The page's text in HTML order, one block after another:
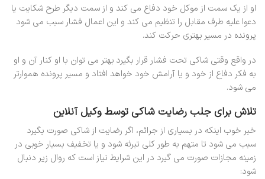
او از یک سمت از موکل خود دفاع می کند و از سمت دیگر طرح شکایت یا
دعوا علیه طرف مقابل را تنظیم می کند و این اعمال فشار سبب می شود
پرونده در مسیر بهتری حرکت کند.
در واقع وقتی شاکی تحت فشار قرار بگیرد بهتر می توان با او کنار آن و او
به فکر دفاع از خود و یا آرامش خود خواهد افتاد و مسیر پرونده هموارتر
می شود.
تلاش برای جلب رضایت شاکی توسط وکیل آنلاین
خبر خوب اینکه در بسیاری از جرائم، اگر رضایت از شاکی صورت بگیرد
سبب می شود تا متهم به طور کلی تبرئه شود و یا تخفیف بسیار خوبی در
زمینه مجازات صورت می گیرد در این شرایط نیاز است که روال زیر دنبال
شود: